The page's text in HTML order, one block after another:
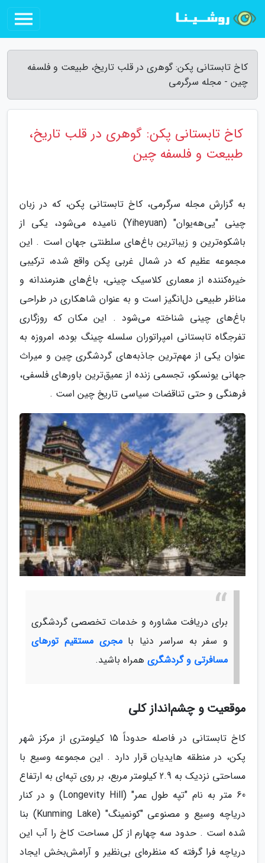
کاخ تابستانی پکن: گوهری در قلب تاریخ، طبیعت و فلسفه
چین - مجله سرگرمی
کاخ تابستانی پکن: گوهری در قلب تاریخ،
طبیعت و فلسفه چین
به گزارش مجله سرگرمی، کاخ تابستانی پکن، که در زبان
چینی "یی‌هه‌یوان" (Yiheyuan) نامیده می‌شود، یکی از
باشکوه‌ترین و زیباترین باغ‌های سلطنتی جهان است . این
مجموعه عظیم که در شمال غربی پکن واقع شده، ترکیبی
خیره‌کننده از معماری کلاسیک چینی، باغ‌های هنرمندانه و
مناظر طبیعی دل‌انگیز است و به عنوان شاهکاری در طراحی
باغ‌های چینی شناخته می‌شود . این مکان که روزگاری
تفرجگاه تابستانی امپراتوران سلسله چینگ بوده، امروزه به
عنوان یکی از مهم‌ترین جاذبه‌های گردشگری چین و میراث
جهانی یونسکو، تجسمی زنده از عمیق‌ترین باورهای فلسفی،
فرهنگی و حتی تناقضات سیاسی تاریخ چین است .
برای دریافت مشاوره و خدمات تخصصی گردشگری
و سفر به سراسر دنیا بامجری مستقیم تورهای
مسافرتی و گردشگری همراه باشید.
موقعیت و چشم‌انداز کلی
کاخ تابستانی در فاصله حدوداً 15 کیلومتری از مرکز شهر
پکن، در منطقه هایدیان قرار دارد . این مجموعه وسیع با
مساحتی نزدیک به 2.9 کیلومتر مربع، بر روی تپه‌ای به ارتفاع
60 متر به نام "تپه طول عمر" (Longevity Hill) و در کنار
دریاچه وسیع و مصنوعی "کونمینگ" (Kunming Lake) بنا
شده است . حدود سه چهارم از کل مساحت کاخ را آب این
دریاچه فرا گرفته که منظره‌ای بی‌نظیر و آرامش‌بخش ایجاد